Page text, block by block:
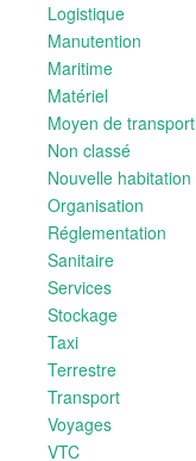
Logistique
Manutention
Maritime
Matériel
Moyen de transport
Non classé
Nouvelle habitation
Organisation
Réglementation
Sanitaire
Services
Stockage
Taxi
Terrestre
Transport
Voyages
VTC